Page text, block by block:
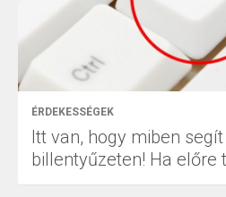
ÉRDEKESSÉGEK
Itt van, hogy miben
billentyűzeten! Ha előre